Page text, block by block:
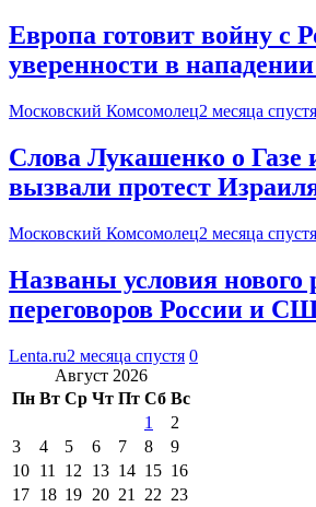
Европа готовит войну с
уверенности в
Московский Комсомолец2 месяца спустя
Слова Лукашенко о Газе
вызвали протест
Московский Комсомолец2 месяца спустя
Названы условия нового
переговоров России и
Lenta.ru2 месяца спустя 0
Август 2026
Пн Вт Ср Чт Пт Сб Вс
1
2
3
4 5 6 7 8
9
10 11 12 13 14 15 16
17 18 19 20 21 22 23